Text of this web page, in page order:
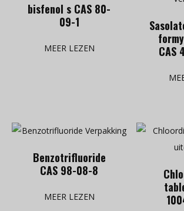
bisfenol s CAS 80-
09-1
MEER LEZEN
CAS
Benzotrifluoride
CAS 98-08-8
MEER LEZEN